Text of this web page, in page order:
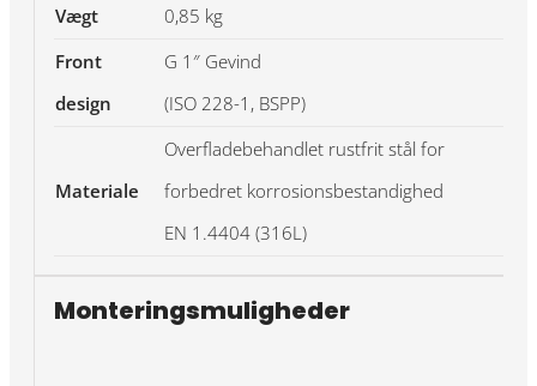
Vægt
0,85 kg
Front
design
G 1″ Gevind
(ISO 228-1, BSPP)
Materiale
Overfladebehandlet rustfrit stål for
forbedret korrosionsbestandighed
EN 1.4404 (316L)
Monteringsmuligheder